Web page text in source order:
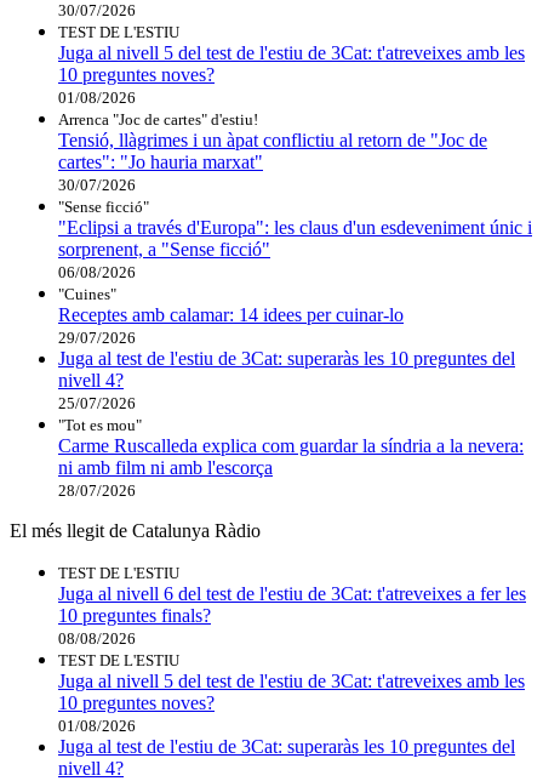
30/07/2026
TEST DE L'ESTIU
Juga al nivell 5 del test de l'estiu de 3Cat: t'atreveixes amb les
10 preguntes noves?
01/08/2026
Arrenca "Joc de cartes" d'estiu!
Tensió, llàgrimes i un àpat conflictiu al retorn de "Joc de
cartes": "Jo hauria marxat"
30/07/2026
"Sense ficció"
"Eclipsi a través d'Europa": les claus d'un esdeveniment únic i
sorprenent, a "Sense ficció"
06/08/2026
"Cuines"
Receptes amb calamar: 14 idees per cuinar-lo
29/07/2026
Juga al test de l'estiu de 3Cat: superaràs les 10 preguntes del
nivell 4?
25/07/2026
"Tot es mou"
Carme Ruscalleda explica com guardar la síndria a la nevera:
ni amb film ni amb l'escorça
28/07/2026
El més llegit de Catalunya Ràdio
TEST DE L'ESTIU
Juga al nivell 6 del test de l'estiu de 3Cat: t'atreveixes a fer les
10 preguntes finals?
08/08/2026
TEST DE L'ESTIU
Juga al nivell 5 del test de l'estiu de 3Cat: t'atreveixes amb les
10 preguntes noves?
01/08/2026
Juga al test de l'estiu de 3Cat: superaràs les 10 preguntes del
nivell 4?